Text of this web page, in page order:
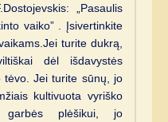
„Pasaulis
vaiko” . Įsivertinkite
turite dukrą,
dėl išdavystės
tėvo. Jei turite sūnų, jo
kultivuota vyriško
garbės plėšikui, jo